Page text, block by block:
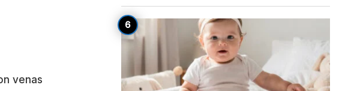
venas